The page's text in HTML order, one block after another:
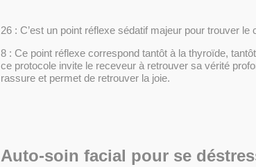
26 : C’est un point réflexe sédatif majeur pour trouver le
8 : Ce point réflexe correspond tantôt à la thyroïde,
ce protocole invite le receveur à retrouver sa vérité
rassure et permet de retrouver la joie.
Auto-soin facial pour se